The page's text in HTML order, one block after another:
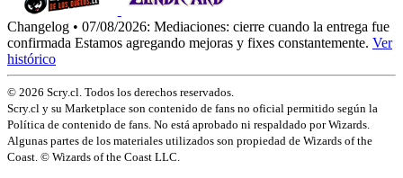
Changelog • 07/08/2026: Mediaciones: cierre cuando la entrega fue
confirmada Estamos agregando mejoras y fixes constantemente. Ver
histórico
© 2026 Scry.cl. Todos los derechos reservados.
Scry.cl y su Marketplace son contenido de fans no oficial permitido según la
Política de contenido de fans. No está aprobado ni respaldado por Wizards.
Algunas partes de los materiales utilizados son propiedad de Wizards of the
Coast. © Wizards of the Coast LLC.